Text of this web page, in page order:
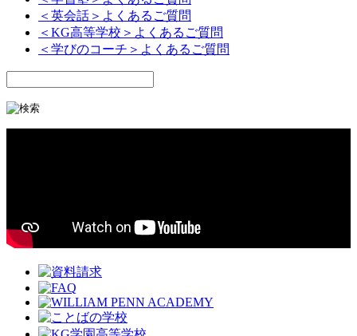
＜英会話＞よくあるご質問
＜KG高等学校＞よくあるご質問
＜学びのコーチ＞よくあるご質問